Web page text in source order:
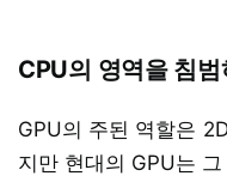
CPU의 영역을 침범
GPU의 주된 역할은
지만 현대의 GPU는